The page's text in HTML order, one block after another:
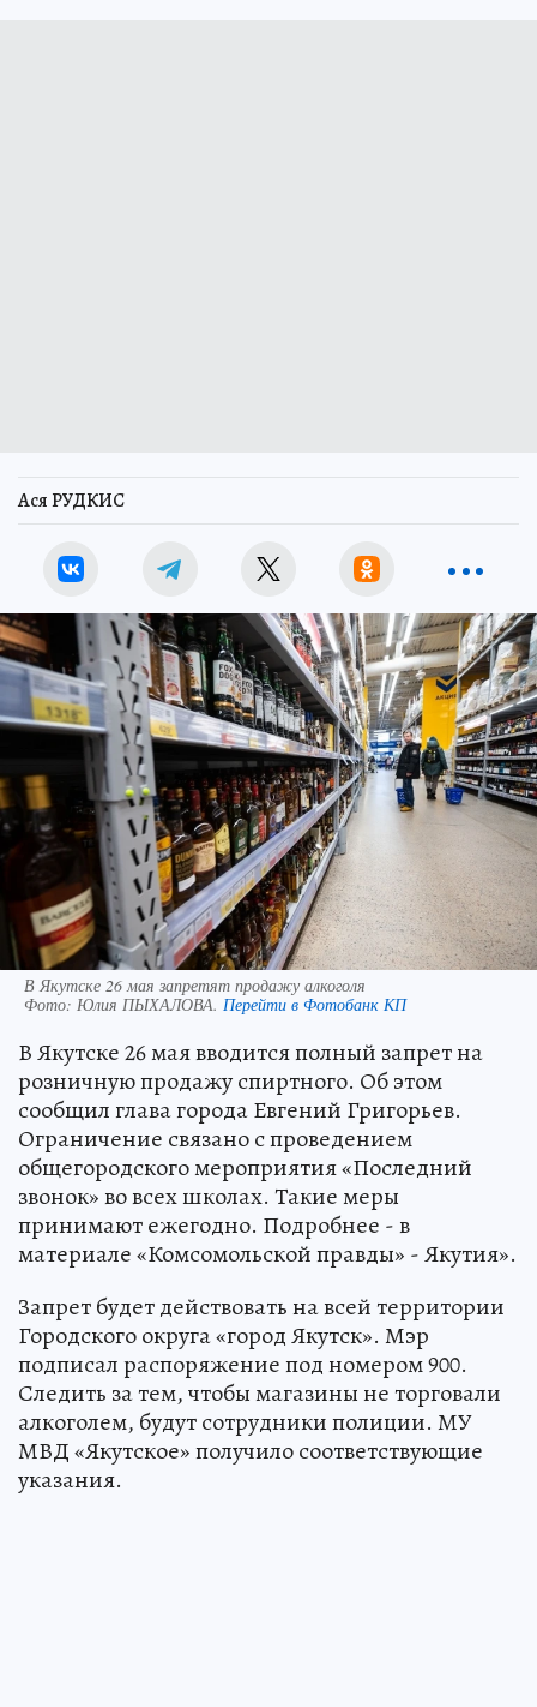
Ася РУДКИС
В Якутске 26 мая запретят продажу алкоголя
Фото: Юлия ПЫХАЛОВА. Перейти в Фотобанк КП
В Якутске 26 мая вводится полный запрет на
розничную продажу спиртного. Об этом
сообщил глава города Евгений Григорьев.
Ограничение связано с проведением
общегородского мероприятия «Последний
звонок» во всех школах. Такие меры
принимают ежегодно. Подробнее - в
материале «Комсомольской правды» - Якутия».
Запрет будет действовать на всей территории
Городского округа «город Якутск». Мэр
подписал распоряжение под номером 900.
Следить за тем, чтобы магазины не торговали
алкоголем, будут сотрудники полиции. МУ
МВД «Якутское» получило соответствующие
указания.